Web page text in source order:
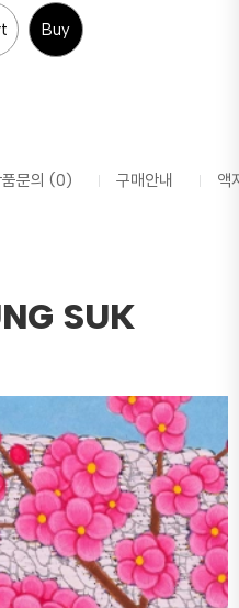
Buy
품문의 (0) 구매안내 액
SUK